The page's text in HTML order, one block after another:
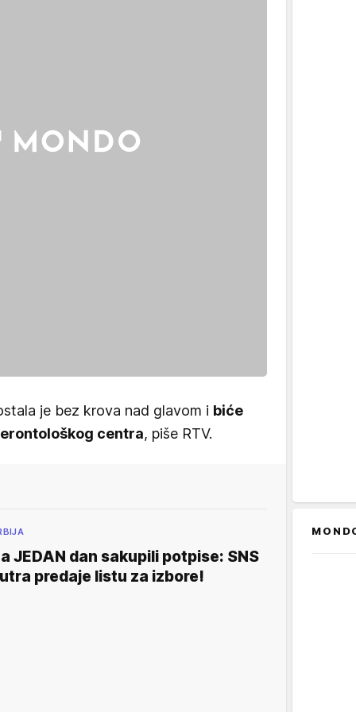
je bez krova nad glavom i biće
centra, piše RTV.
JEDAN dan sakupili potpise: SNS
predaje listu za izbore!